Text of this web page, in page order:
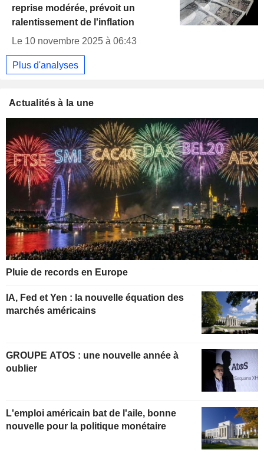
reprise modérée, prévoit un
ralentissement de l'inflation
Le 10 novembre 2025 à 06:43
Plus d'analyses
Actualités à la une
Pluie de records en Europe
IA, Fed et Yen : la nouvelle équation des
marchés américains
GROUPE ATOS : une nouvelle année à
oublier
L'emploi américain bat de l'aile, bonne
nouvelle pour la politique monétaire